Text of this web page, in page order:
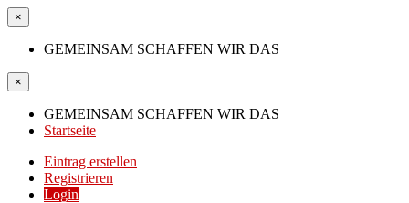
×
GEMEINSAM SCHAFFEN WIR DAS
×
GEMEINSAM SCHAFFEN WIR DAS
Startseite
Eintrag erstellen
Registrieren
Login